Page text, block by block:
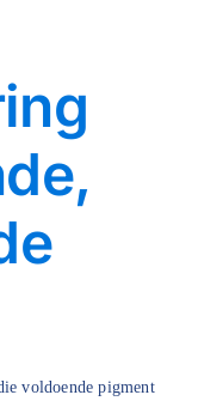
voldoende pigment